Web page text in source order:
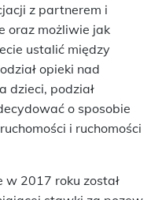
z partnerem i
oraz możliwie jak
ustalić między
opieki nad
dzieci, podział
o sposobie
i ruchomości
2017 roku został